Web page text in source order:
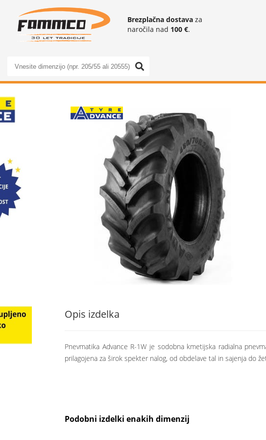
Brezplačna dostava za
naročila nad 100 €.
Opis izdelka
Pnevmatika Advance R-1W je sodobna kmetijska radialna
prilagojena za širok spekter nalog, od obdelave tal in sajenja do
Podobni izdelki enakih dimenzij